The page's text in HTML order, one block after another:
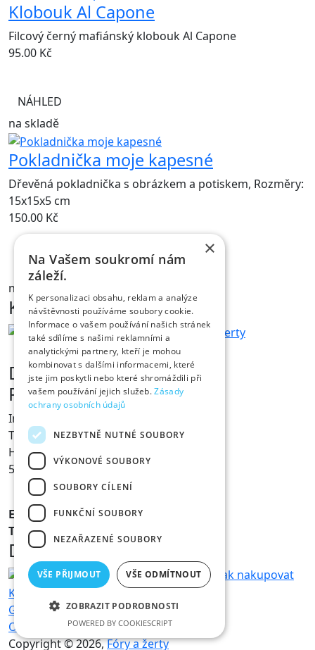
Klobouk Al Capone
Filcový černý mafiánský klobouk Al Capone
95.00 Kč
NÁHLED
na skladě
Pokladnička moje kapesné
Dřevěná pokladnička s obrázkem a potiskem, Rozměry:
15x15x5 cm
150.00 Kč
NÁHLED
na skladě
Kontakt
Dárky s vtipem
Prodejna Fóry a žerty
Ing. Václav Pícha
Tylovo nábřeží 367
Hradec Králové
500 02
E-mail: info@foryazerty.cz
Tel.:495 514 054
Důležité informace
Obchodní podmínkyReklamace
Jak nakupovat
Kamenná prodejna
Doprava a platba
GDPR – ochrana osobních údajů
Ochrana osobních údajů
Copyright © 2026,Fóry a žerty
×
Na Vašem soukromí nám
záleží.
K personalizaci obsahu, reklam a analýze
návštěvnosti používáme soubory cookie.
Informace o vašem používání našich stránek
také sdílíme s našimi reklamními a
analytickými partnery, kteří je mohou
kombinovat s dalšími informacemi, které
jste jim poskytli nebo které shromáždili při
vašem používání jejich služeb.Zásady
ochrany osobních údajů
NEZBYTNĚ NUTNÉ SOUBORY
VÝKONOVÉ SOUBORY
SOUBORY CÍLENÍ
FUNKČNÍ SOUBORY
NEZAŘAZENÉ SOUBORY
VŠE PŘIJMOUT VŠE ODMÍTNOUT
ZOBRAZIT PODROBNOSTI
POWERED BY COOKIESCRIPT